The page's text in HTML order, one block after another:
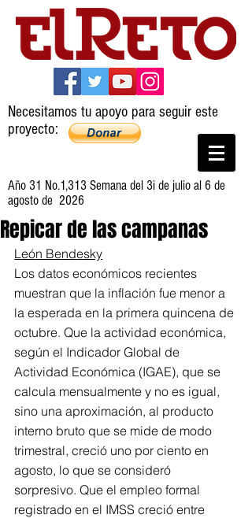
Necesitamos tu apoyo para seguir este
proyecto:
Año 31 No.1,313 Semana del 3i de julio al 6 de
agosto de 2026
Repicar de las campanas
León Bendesky
Los datos económicos recientes
muestran que la inflación fue menor a
la esperada en la primera quincena de
octubre. Que la actividad económica,
según el Indicador Global de
Actividad Económica (IGAE), que se
calcula mensualmente y no es igual,
sino una aproximación, al producto
interno bruto que se mide de modo
trimestral, creció uno por ciento en
agosto, lo que se consideró
sorpresivo. Que el empleo formal
registrado en el IMSS creció entre